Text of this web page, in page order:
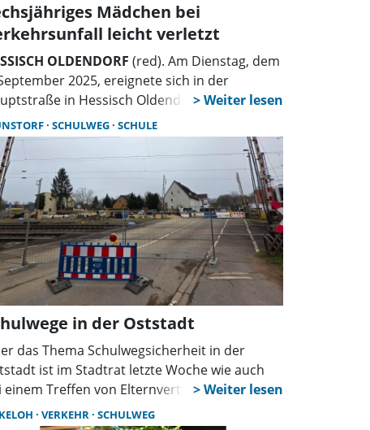
Mädchen bei
leicht verletzt
OLDENDORF (red). Am Dienstag, dem
2025, ereignete sich in der
in Hessisch Oldendorf ein Unfall,
dem ein sechsjähriges Mädchen mit einem
kollidierte. Das Kind wurde dabei verletzt.
bisherigen Erkenntnissen fuhr eine 46-
Frau aus Bad Eilsen mit ihrem VW gegen
Uhr auf der Hauptstraße in Richtung
SCHULWEG SCHULE
in der Oststadt
das Thema Schulwegsicherheit in der
ist im Stadtrat letzte Woche wie auch
einem Treffen von Elternvertretern und dem
Schulen zu Beginn dieser Woche
VERKEHR SCHULWEG